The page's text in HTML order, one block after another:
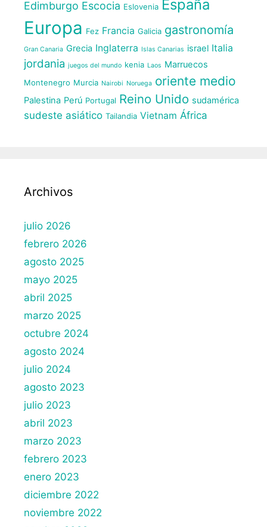
Edimburgo Escocia Eslovenia España
Europa Fez Francia Galicia gastronomía
Gran Canaria Grecia Inglaterra Islas Canarias israel Italia
jordania juegos del mundo kenia Laos Marruecos
Montenegro Murcia Nairobi Noruega oriente medio
Palestina Perú Portugal Reino Unido sudamérica
sudeste asiático Tailandia Vietnam África
Archivos
julio 2026
febrero 2026
agosto 2025
mayo 2025
abril 2025
marzo 2025
octubre 2024
agosto 2024
julio 2024
agosto 2023
julio 2023
abril 2023
marzo 2023
febrero 2023
enero 2023
diciembre 2022
noviembre 2022